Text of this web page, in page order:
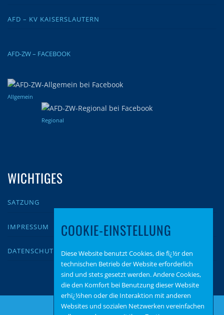
AFD – KV KAISERSLAUTERN
AFD-ZW – FACEBOOK
Allgemein
Regional
WICHTIGES
SATZUNG
IMPRESSUM
DATENSCHUTZ
COOKIE-EINSTELLUNG
Diese Website benutzt Cookies, die fï¿½r den
technischen Betrieb der Website erforderlich
sind und stets gesetzt werden. Andere Cookies,
die den Komfort bei Benutzung dieser Website
erhï¿½hen oder die Interaktion mit anderen
Websites und sozialen Netzwerken vereinfachen